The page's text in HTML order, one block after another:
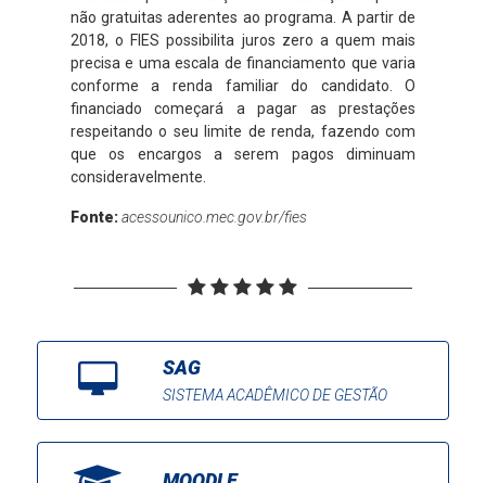
não gratuitas aderentes ao programa. A partir de
2018, o FIES possibilita juros zero a quem mais
precisa e uma escala de financiamento que varia
conforme a renda familiar do candidato. O
financiado começará a pagar as prestações
respeitando o seu limite de renda, fazendo com
que os encargos a serem pagos diminuam
consideravelmente.
Fonte: acessounico.mec.gov.br/fies
SAG
SISTEMA ACADÊMICO DE GESTÃO